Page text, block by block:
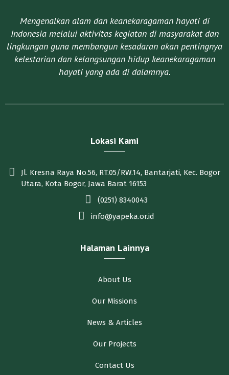
Mengenalkan alam dan keanekaragaman hayati di
Indonesia melalui aktivitas kegiatan di masyarakat dan
lingkungan guna membangun kesadaran akan pentingnya
kelestarian dan kelangsungan hidup keanekaragaman
hayati yang ada di dalamnya.​
Lokasi Kami
Jl. Kresna Raya No.56, RT.05/RW.14, Bantarjati, Kec. Bogor
Utara, Kota Bogor, Jawa Barat 16153
(0251) 8340043
info@yapeka.or.id
Halaman Lainnya
About Us
Our Missions
News & Articles
Our Projects
Contact Us